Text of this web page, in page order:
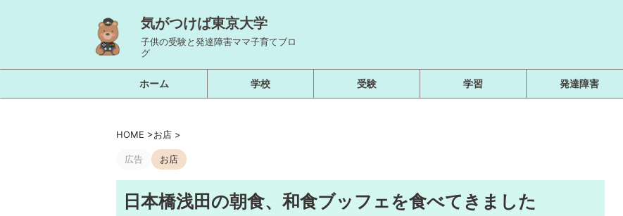
気がつけば東京大学
子供の受験と発達障害ママ子育てブロ
グ
ホーム 学校 受験 学習 発達障害
HOME >お店 >
広告 お店
日本橋浅田の朝食、和食ブッフェを食べてきました